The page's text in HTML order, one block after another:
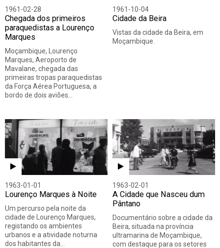
1961-02-28
Chegada dos primeiros
paraquedistas a Lourenço
Marques
Moçambique, Lourenço
Marques, Aeroporto de
Mavalane, chegada das
primeiras tropas paraquedistas
da Força Aérea Portuguesa, a
bordo de dois aviões…
1961-10-04
Cidade da Beira
Vistas da cidade da Beira, em
Moçambique.
1963-01-01
Lourenço Marques à Noite
Um percurso pela noite da
cidade de Lourenço Marques,
registando os ambientes
urbanos e a atividade noturna
dos habitantes da…
1963-02-01
A Cidade que Nasceu dum
Pântano
Documentário sobre a cidade da
Beira, situada na província
ultramarina de Moçambique,
com destaque para os setores